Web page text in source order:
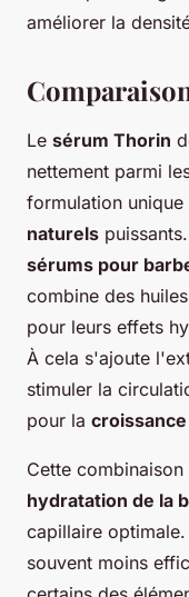
améliorer la
Le sérum Thorin
nettement parmi
formulation
naturels
sérums pour
combine des
pour leurs effets
À cela s'ajoute
stimuler la
pour la
Cette
hydratation de la
capillaire
souvent moins